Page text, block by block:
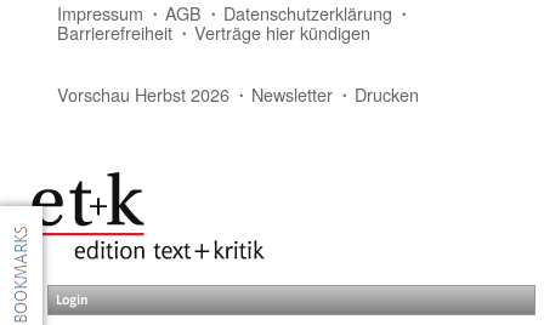
Impressum AGB Datenschutzerklärung
Barrierefreiheit Verträge hier kündigen
Vorschau Herbst 2026 Newsletter Drucken
Login